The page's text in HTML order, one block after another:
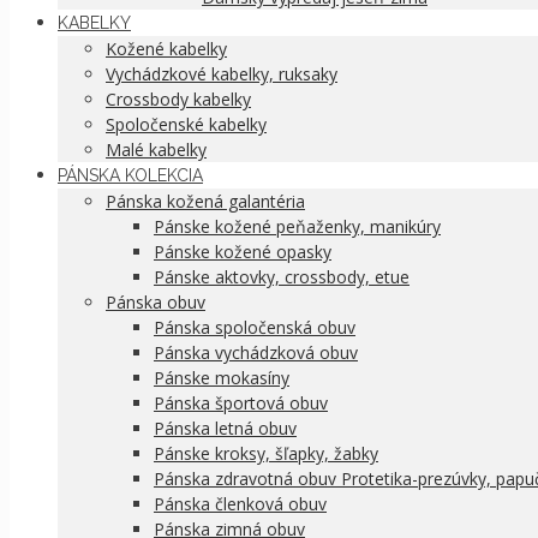
KABELKY
Kožené kabelky
Vychádzkové kabelky, ruksaky
Crossbody kabelky
Spoločenské kabelky
Malé kabelky
PÁNSKA KOLEKCIA
Pánska kožená galantéria
Pánske kožené peňaženky, manikúry
Pánske kožené opasky
Pánske aktovky, crossbody, etue
Pánska obuv
Pánska spoločenská obuv
Pánska vychádzková obuv
Pánske mokasíny
Pánska športová obuv
Pánska letná obuv
Pánske kroksy, šľapky, žabky
Pánska zdravotná obuv Protetika-prezúvky,
Pánska členková obuv
Pánska zimná obuv